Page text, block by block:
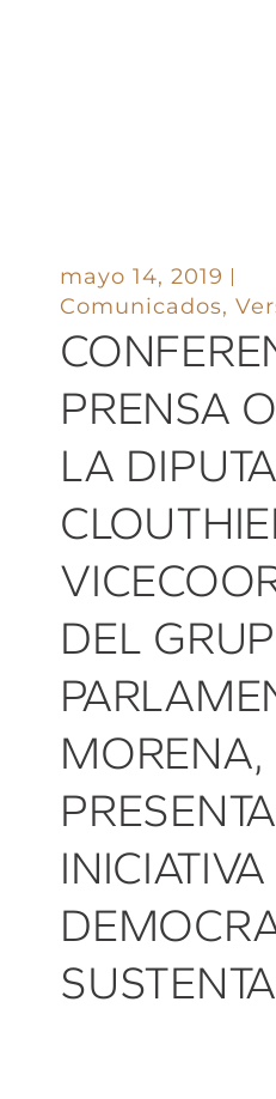
mayo 14, 2019
Comunicados,
PRENSA
LA
DEL
MORENA,
INICIATIVA